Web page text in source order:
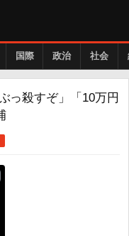
国際 政治 社会
っ殺すぞ」「10万円